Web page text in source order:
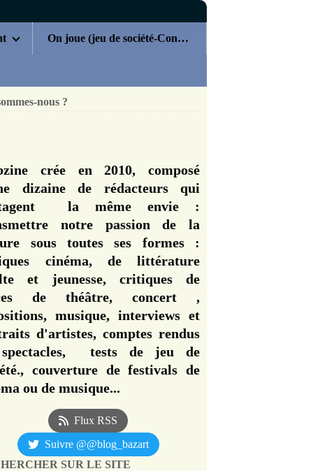
On joue (jeu de société-Concours)
nous ?
crée en 2010, composé
dizaine de rédacteurs qui
la même envie :
notre passion de la
sous toutes ses formes :
cinéma, de littérature
et jeunesse, critiques de
de théâtre, concert ,
musique, interviews et
d'artistes, comptes rendus
tests de jeu de
couverture de festivals de
ou de musique...
Flux RSS
Suivre @@blog_bazart
SUR LE SITE